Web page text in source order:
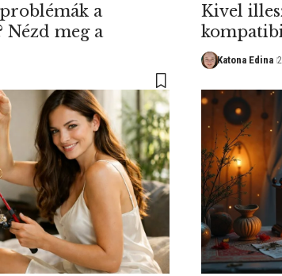
a
Nézd meg a
Kivel
Katona Edina